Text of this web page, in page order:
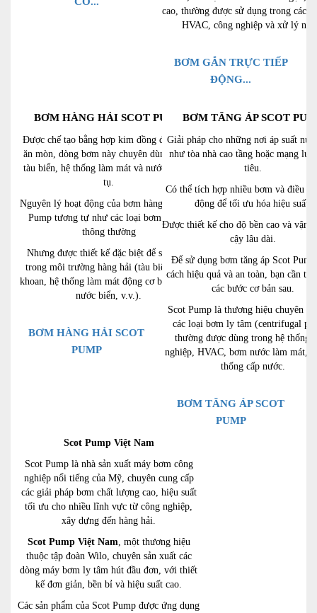
cao, thường được sử dụng trong các
HVAC, công nghiệp và xử lý
BƠM GẮN TRỰC TIẾP
ĐỘNG...
BƠM HÀNG HẢI SCOT PUMP
Được chế tạo bằng hợp kim đồng để chống
ăn mòn, dòng bơm này chuyên dùng trong
tàu biển, hệ thống làm mát và nước ngưng
tụ.
Nguyên lý hoạt động của bơm hàng hải Scot
Pump tương tự như các loại bơm ly tâm
thông thường
Nhưng được thiết kế đặc biệt để sử dụng
trong môi trường hàng hải (tàu biển, giàn
khoan, hệ thống làm mát động cơ biển, bơm
nước biển, v.v.).
BƠM HÀNG HẢI SCOT
PUMP
BƠM TĂNG ÁP SCOT
Giải pháp cho những nơi áp suất
như tòa nhà cao tầng hoặc mạng
tiêu.
Có thể tích hợp nhiều bơm và điều
động để tối ưu hóa hiệu suất.
Được thiết kế cho độ bền cao và vận
cậy lâu dài.
Để sử dụng bơm tăng áp Scot
cách hiệu quả và an toàn, bạn cần
các bước cơ bản sau.
Scot Pump là thương hiệu chuyên
các loại bơm ly tâm (centrifugal
thường được dùng trong hệ thống
nghiệp, HVAC, bơm nước làm mát,
thống cấp nước.
BƠM TĂNG ÁP SCOT
PUMP
Scot Pump Việt Nam
Scot Pump là nhà sản xuất máy bơm công
nghiệp nổi tiếng của Mỹ, chuyên cung cấp
các giải pháp bơm chất lượng cao, hiệu suất
tối ưu cho nhiều lĩnh vực từ công nghiệp,
xây dựng đến hàng hải.
Scot Pump Việt Nam, một thương hiệu
thuộc tập đoàn Wilo, chuyên sản xuất các
dòng máy bơm ly tâm hút đầu đơn, với thiết
kế đơn giản, bền bỉ và hiệu suất cao.
Các sản phẩm của Scot Pump được ứng dụng